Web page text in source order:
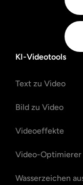
KI-Videotools
Text zu Video
Bild zu Video
Videoeffekte
Video-Optimierer
Wasserzeichen